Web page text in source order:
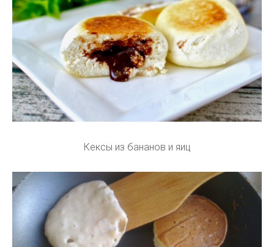
Кексы из бананов и яиц